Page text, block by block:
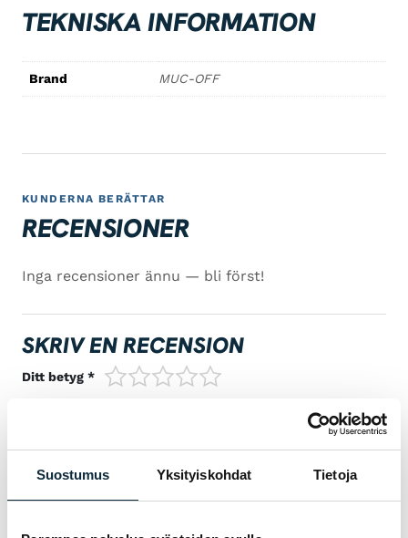
Suostumus Yksityiskohdat Tietoja
TEKNISKA INFORMATION
Brand MUC-OFF
KUNDERNA BERÄTTAR
RECENSIONER
Inga recensioner ännu — bli först!
SKRIV EN RECENSION
Ditt betyg * 1/5 2/53/54/5